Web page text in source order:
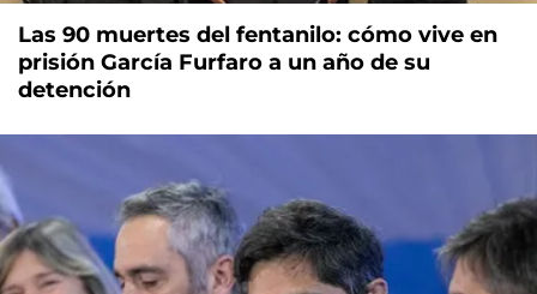
Las 90 muertes del fentanilo: cómo vive en
prisión García Furfaro a un año de su
detención